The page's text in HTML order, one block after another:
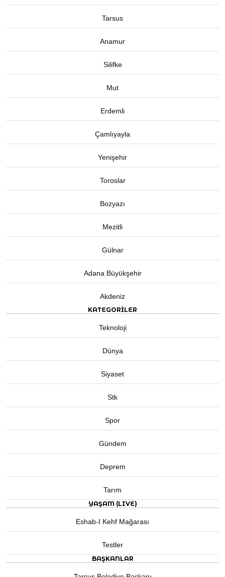
Tarsus
Anamur
Silifke
Mut
Erdemli
Çamlıyayla
Yenişehir
Toroslar
Bozyazı
Mezitli
Gülnar
Adana Büyükşehir
Akdeniz
KATEGORİLER
Teknoloji
Dünya
Siyaset
Stk
Spor
Gündem
Deprem
Tarım
YAŞAM (LIVE)
Eshab-I Kehf Mağarası
Testler
BAŞKANLAR